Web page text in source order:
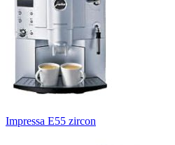
Impressa E55 zircon